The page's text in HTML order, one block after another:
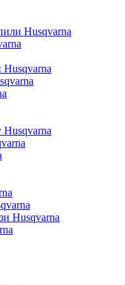
Husqvarna
Husqvarna
Husqvarna